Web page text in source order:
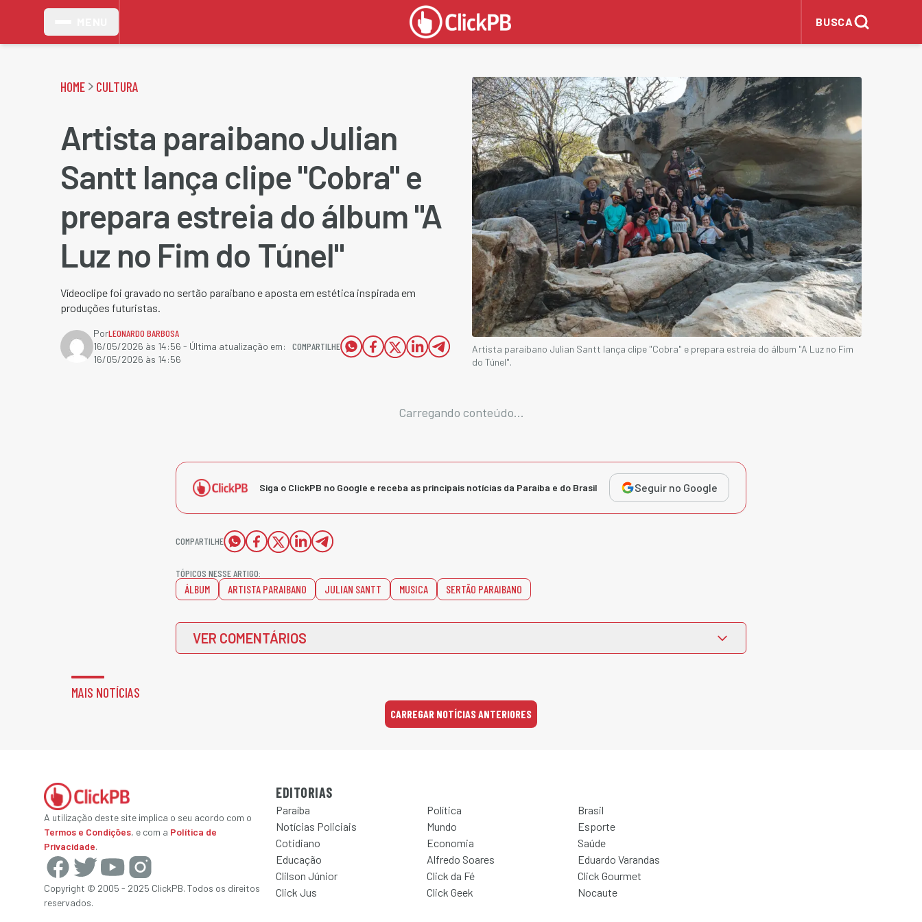
BUSCA
HOME CULTURA
Artista paraibano Julian
Santt lança clipe "Cobra" e
prepara estreia do álbum "A
Luz no Fim do Túnel"
Vídeoclipe foi gravado no sertão paraibano e aposta em estética inspirada em
produções futuristas.
PorLEONARDO BARBOSA
16/05/2026 às 14:56 - Última atualização em:
16/05/2026 às 14:56
COMPARTILHE
Artista paraibano Julian Santt lança clipe "Cobra" e prepara estreia do álbum "A Luz no Fim
do Túnel".
Carregando conteúdo...
Siga o ClickPB no Google e receba as principais notícias da Paraíba e do Brasil Seguir no Google
COMPARTILHE
TÓPICOS NESSE ARTIGO:
ÁLBUM ARTISTA PARAIBANO JULIAN SANTT MUSICA SERTÃO PARAIBANO
VER COMENTÁRIOS
MAIS NOTÍCIAS
CARREGAR NOTÍCIAS ANTERIORES
A utilização deste site implica o seu acordo com o
Termos e Condições, e com a Política de
Privacidade.
Copyright © 2005 - 2025 ClickPB. Todos os direitos
reservados.
EDITORIAS
Paraíba Política
Brasil
Notícias Policiais
Mundo
Esporte
Cotidiano
Economia
Saúde
Educação
Alfredo Soares
Eduardo Varandas
Clilson Júnior
Click da Fé
Click Gourmet
Click Jus
Click Geek Nocaute